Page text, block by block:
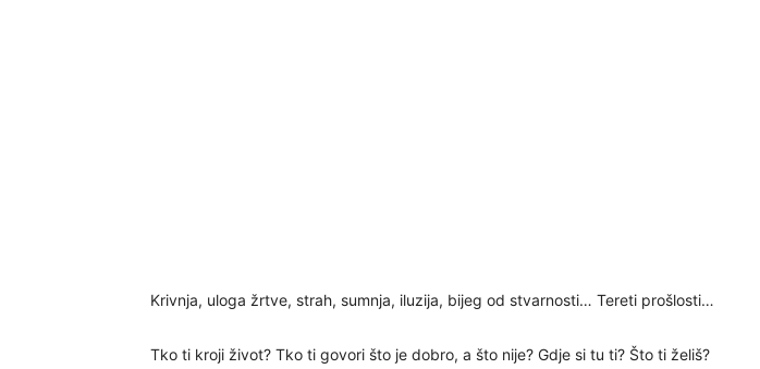
Krivnja, uloga žrtve, strah, sumnja, iluzija, bijeg od stvarnosti… Tereti prošlosti…
Tko ti kroji život? Tko ti govori što je dobro, a što nije? Gdje si tu ti? Što ti želiš?